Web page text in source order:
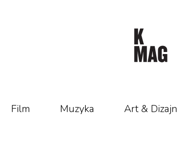
Film Muzyka Art & Dizajn